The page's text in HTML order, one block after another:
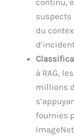
suspects
du
à RAG,
millions
fournies